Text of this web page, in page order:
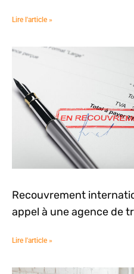
Lire l'article »
Recouvrement
appel à une agence de
Lire l'article »